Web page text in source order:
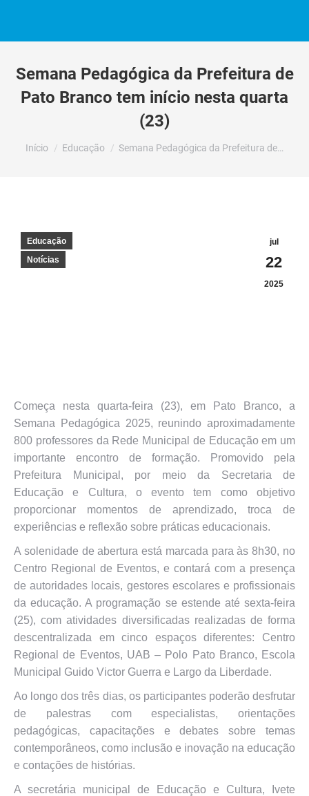
Semana Pedagógica da Prefeitura de
Pato Branco tem início nesta quarta
(23)
Você está aqui:
Início Educação Semana Pedagógica da Prefeitura de…
jul
22
2025
Educação
Notícias
Começa nesta quarta-feira (23), em Pato Branco, a
Semana Pedagógica 2025, reunindo aproximadamente
800 professores da Rede Municipal de Educação em um
importante encontro de formação. Promovido pela
Prefeitura Municipal, por meio da Secretaria de
Educação e Cultura, o evento tem como objetivo
proporcionar momentos de aprendizado, troca de
experiências e reflexão sobre práticas educacionais.
A solenidade de abertura está marcada para às 8h30, no
Centro Regional de Eventos, e contará com a presença
de autoridades locais, gestores escolares e profissionais
da educação. A programação se estende até sexta-feira
(25), com atividades diversificadas realizadas de forma
descentralizada em cinco espaços diferentes: Centro
Regional de Eventos, UAB – Polo Pato Branco, Escola
Municipal Guido Victor Guerra e Largo da Liberdade.
Ao longo dos três dias, os participantes poderão desfrutar
de palestras com especialistas, orientações
pedagógicas, capacitações e debates sobre temas
contemporâneos, como inclusão e inovação na educação
e contações de histórias.
A secretária municipal de Educação e Cultura, Ivete